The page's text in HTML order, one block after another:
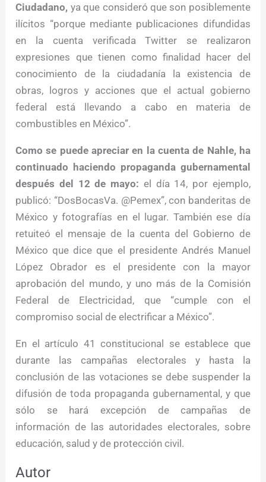
Ciudadano, ya que consideró que son posiblemente
ilícitos “porque mediante publicaciones difundidas
en la cuenta verificada Twitter se realizaron
expresiones que tienen como finalidad hacer del
conocimiento de la ciudadanía la existencia de
obras, logros y acciones que el actual gobierno
federal está llevando a cabo en materia de
combustibles en México”.
Como se puede apreciar en la cuenta de Nahle, ha
continuado haciendo propaganda gubernamental
después del 12 de mayo: el día 14, por ejemplo,
publicó: “DosBocasVa. @Pemex”, con banderitas de
México y fotografías en el lugar. También ese día
retuiteó el mensaje de la cuenta del Gobierno de
México que dice que el presidente Andrés Manuel
López Obrador es el presidente con la mayor
aprobación del mundo, y uno más de la Comisión
Federal de Electricidad, que “cumple con el
compromiso social de electrificar a México”.
En el artículo 41 constitucional se establece que
durante las campañas electorales y hasta la
conclusión de las votaciones se debe suspender la
difusión de toda propaganda gubernamental, y que
sólo se hará excepción de campañas de
información de las autoridades electorales, sobre
educación, salud y de protección civil.
Autor